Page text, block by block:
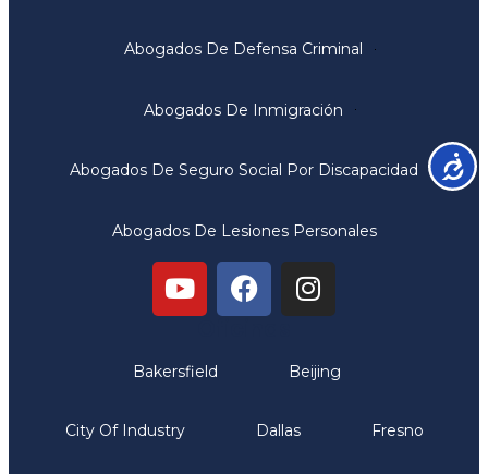
Abogados De Defensa Criminal
Abogados De Inmigración
Abogados De Seguro Social Por Discapacidad
Abogados De Lesiones Personales
Bakersfield Beijing
City Of Industry Dallas Fresno